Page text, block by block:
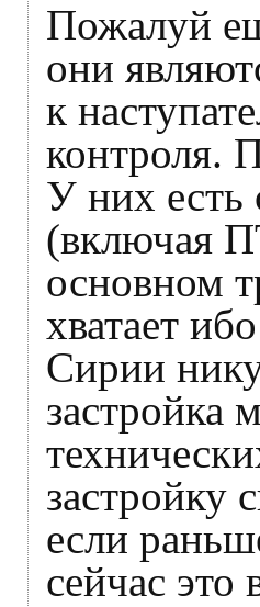
Пожалуй
они
к
контроля.
У них есть
(включая
основном
хватает
Сирии
застройка
застройку
если
сейчас